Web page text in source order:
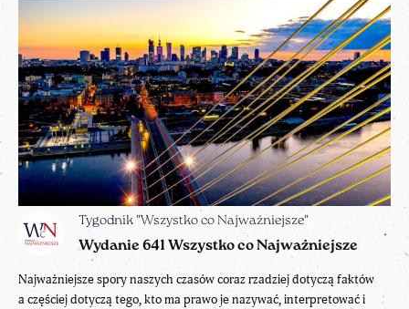
Tygodnik "Wszystko co Najważniejsze"
Wydanie 641 Wszystko co Najważniejsze
Najważniejsze spory naszych czasów coraz rzadziej dotyczą faktów
a częściej dotyczą tego, kto ma prawo je nazywać, interpretować i